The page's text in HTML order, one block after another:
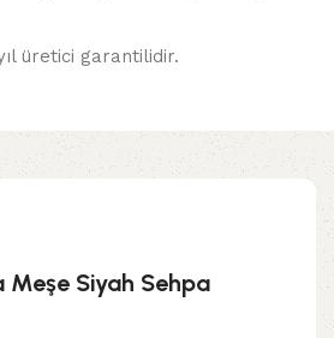
üretici garantilidir.
Meşe Siyah Sehpa